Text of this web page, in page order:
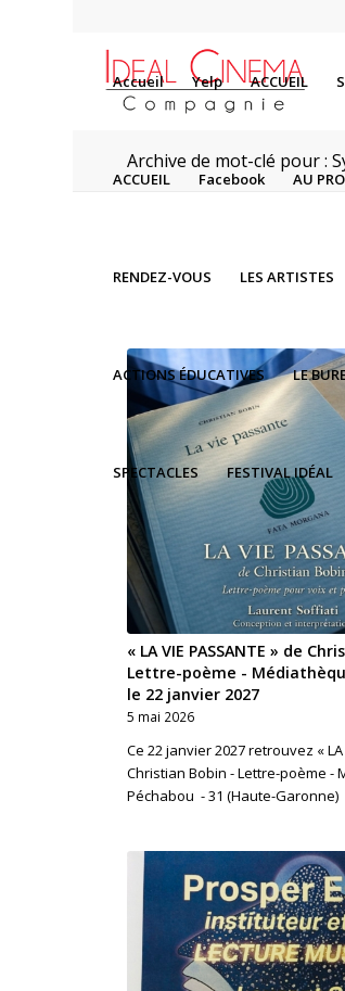
Accueil Yelp ACCUEIL
ACCUEIL Facebook AU
RENDEZ-VOUS LES ARTISTES
ACTIONS ÉDUCATIVES LE
SPECTACLES FESTIVAL IDÉAL
Archive de mot-clé pour :
« LA VIE PASSANTE » de
Lettre-poème -
le 22 janvier 2027
5 mai 2026
Ce 22 janvier 2027 retrouvez « LA
Christian Bobin - Lettre-poème -
Péchabou - 31 (Haute-Garonne)